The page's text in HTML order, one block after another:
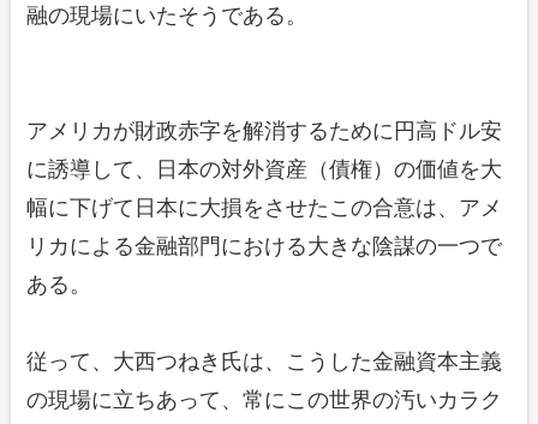
融の現場にいたそうである。
アメリカが財政赤字を解消するために円高ドル安
に誘導して、日本の対外資産（債権）の価値を大
幅に下げて日本に大損をさせたこの合意は、アメ
リカによる金融部門における大きな陰謀の一つで
ある。
従って、大西つねき氏は、こうした金融資本主義
の現場に立ちあって、常にこの世界の汚いカラク